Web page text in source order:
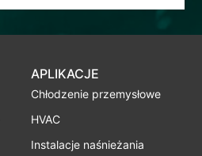
APLIKACJE
Chłodzenie przemysłowe
HVAC
Instalacje naśnieżania